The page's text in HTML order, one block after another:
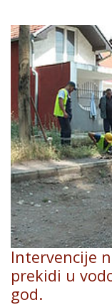
Intervencije
prekidi u
god.